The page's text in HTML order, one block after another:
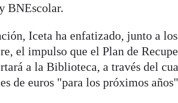
BNEscolar.
Iceta ha enfatizado, junto a
el impulso que el Plan de
a la Biblioteca, a través del
de euros "para los próximos